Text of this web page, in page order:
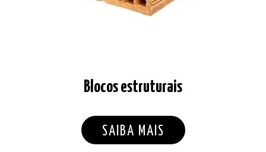
Blocos estruturais
SAIBA MAIS